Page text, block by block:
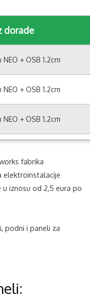
dorade
NEO + OSB 1.2cm
NEO + OSB 1.2cm
+ OSB 1.2cm
fabrika
elektroinstalacije
iznosu od 2,5 eura po
podni i paneli za